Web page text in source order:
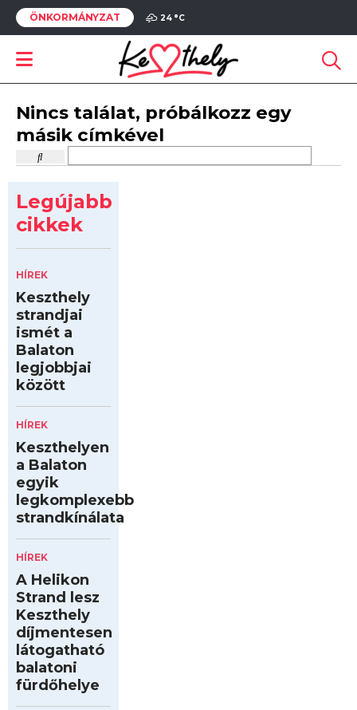
ÖNKORMÁNYZAT 24 °C
Nincs találat, próbálkozz egy
másik címkével
Legújabb
cikkek
HÍREK
Keszthely
strandjai
ismét a
Balaton
legjobbjai
között
HÍREK
Keszthelyen
a Balaton
egyik
legkomplexebb
strandkínálata
HÍREK
A Helikon
Strand lesz
Keszthely
díjmentesen
látogatható
balatoni
fürdőhelye